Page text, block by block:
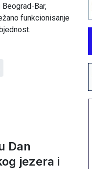
Bar,
funkcionisanje
Dan
jezera i